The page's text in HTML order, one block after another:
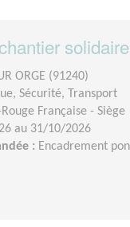
ORGE (91240)
Sécurité, Transport
Française - Siège
au 31/10/2026
: Encadrement